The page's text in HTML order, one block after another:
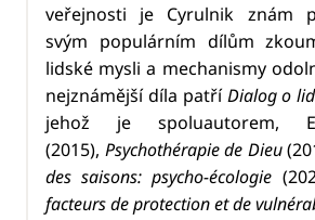
veřejnosti je Cyrulnik znám
svým populárním dílům
lidské mysli a mechanismy
nejznámější díla patříDialog o
jehož je spoluautorem,
(2015), Psychothérapie de Dieu
des saisons: psycho-écologie
facteurs de protection et de